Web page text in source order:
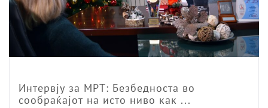
Интервју за МРТ: Безбедноста во
сообраќајот на исто ниво как ...